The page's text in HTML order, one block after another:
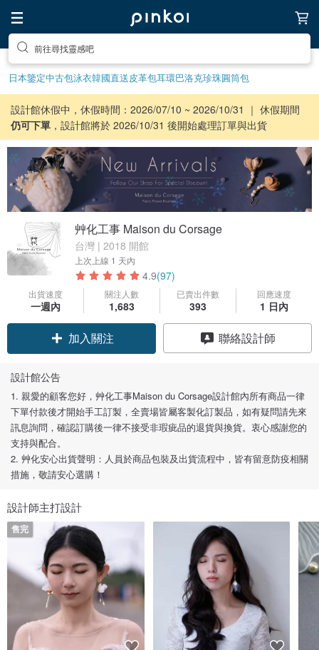
前往尋找靈感吧
日本鑒定中古包泳衣韓國直送皮革包耳環巴洛克珍珠圓筒包
設計館休假中，休假時間：2026/07/10 ~ 2026/10/31 ｜ 休假期間
仍可下單 ，設計館將於 2026/10/31 後開始處理訂單與出貨
艸化工事 Maison du Corsage
台灣 | 2018 開館
上次上線 1 天內
4.9(97)
出貨速度
一週內
關注人數
1,683
已賣出件數
393
回應速度
1 日內
加入關注 聯絡設計師
設計館公告
1. 親愛的顧客您好，艸化工事Maison du Corsage設計館內所有商品一律
下單付款後才開始手工訂製，全賣場皆屬客製化訂製品，如有疑問請先來
訊息詢問，確認訂購後一律不接受非瑕疵品的退貨與換貨。衷心感謝您的
支持與配合。
2. 艸化安心出貨聲明：人員於商品包裝及出貨流程中，皆有留意防疫相關
措施，敬請安心選購！
設計師主打設計
售完